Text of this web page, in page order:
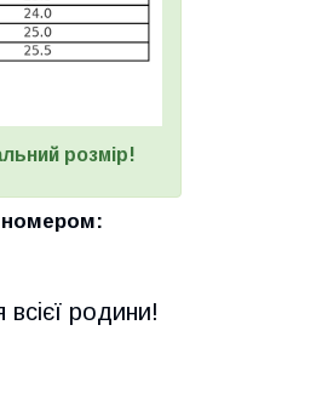
розмір!
номером:
родини!